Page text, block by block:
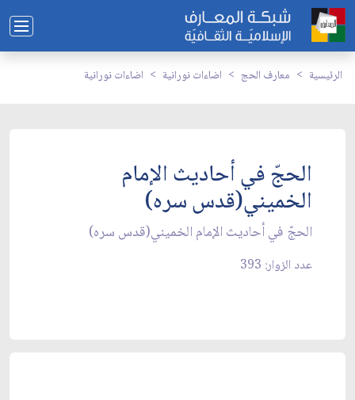
الرئيسية معارف الحج اضاءات نورانية اضاءات نورانية
الحجّ في أحاديث الإمام
الخميني(قدس سره)
الحجّ في أحاديث الإمام الخميني(قدس سره)
عدد الزوار: 393